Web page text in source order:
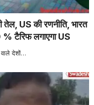
US की रणनीति, भारत
टैरिफ लगाएगा US
देशों…